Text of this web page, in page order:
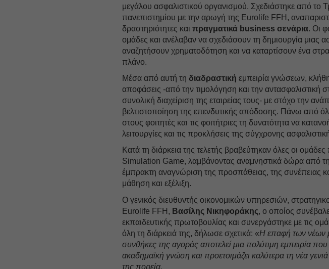
μεγάλου ασφαλιστικού οργανισμού. Σχεδιάστηκε από το
πανεπιστημίου με την αρωγή της Eurolife FFH,
δραστηριότητες καιπραγματικά business σενάρια. Οι
ομάδες και ανέλαβαν να σχεδιάσουν τη δημιουργία μιας
αναζητήσουν χρηματοδότηση και να καταρτίσουν ένα
πλάνο.
Μέσα από αυτή τηδιαδραστική εμπειρία γνώσεων,
αποφάσεις -από την τιμολόγηση και την αντασφαλιστική
συνολική διαχείριση της εταιρείας τους- με στόχο την
βελτιστοποίηση της επενδυτικής απόδοσης. Πάνω από
στους φοιτητές και τις φοιτήτριες τη δυνατότητα να
λειτουργίες και τις προκλήσεις της σύγχρονης
Κατά τη διάρκεια της τελετής βραβεύτηκαν όλες οι
Simulation Game, λαμβάνοντας αναμνηστικά δώρα από
έμπρακτη αναγνώριση της προσπάθειας, της συνέπειας
μάθηση και εξέλιξη.
Ο γενικός διευθυντής οικονομικών υπηρεσιών,
Eurolife FFH, Βασίλης Νικηφοράκης, ο οποίος
εκπαιδευτικής πρωτοβουλίας και συνεργάστηκε με τις
όλη τη διάρκειά της, δήλωσε σχετικά: «Η επαφή των νέων
συνθήκες της αγοράς αποτελεί μια πολύτιμη εμπειρία
ακαδημαϊκή γνώση και προετοιμάζει καλύτερα τη νέα
της πορεία.